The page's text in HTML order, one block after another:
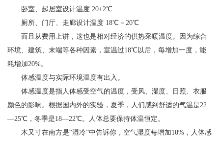
卧室、起居室设计温度 20±2℃
厕所、门厅、走廊设计温度 18℃－20℃
而且从费用上讲，这也是相对经济的供热采暖温度。因为综合
环境、建筑、末端等各种因素，室温过18℃以后，每增加一度，能
耗增加20%。
体感温度与实际环境温度有出入。
体感温度是指人体感受空气的温度，受风、湿度、日照、衣服
颜色的影响。根据国内外的实验，夏季，人们感到舒适的气温是22
—25℃，冬季是18—22℃。人体总要保持体温恒定。
木又寸在南方是“湿冷”中告诉你，空气湿度每增加10%，人体感